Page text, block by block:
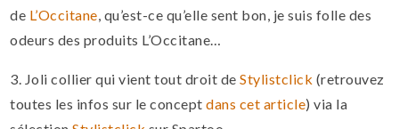
de L’Occitane, qu’est-ce qu’elle sent bon, je suis folle des
odeurs des produits L’Occitane…
3. Joli collier qui vient tout droit deStylistclick (retrouvez
toutes les infos sur le conceptdans cet article) via la